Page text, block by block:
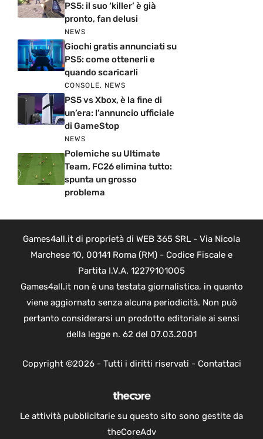
PS5: il suo ‘killer’ è già
pronto, fan delusi
NEWS
Giochi gratis annunciati su
PS5: come ottenerli e
quando scaricarli
CONSOLE, NEWS
PS5 vs Xbox, è la fine di
un’era: l’annuncio ufficiale
di GameStop
NEWS
Polemiche su Ultimate
Team, FC26 elimina tutto:
spunta un grosso
problema
Games4all.it di proprietà di WEB 365 SRL - Via Nicola
Marchese 10, 00141 Roma (RM) - Codice Fiscale e
Partita I.V.A. 12279101005
Games4all.it non è una testata giornalistica, in quanto
viene aggiornato senza alcuna periodicità. Non può
pertanto considerarsi un prodotto editoriale ai sensi
della legge n. 62 del 07.03.2001
Copyright ©2026 - Tutti i diritti riservati - Contattaci
Le attività pubblicitarie su questo sito sono gestite da
theCoreAdv